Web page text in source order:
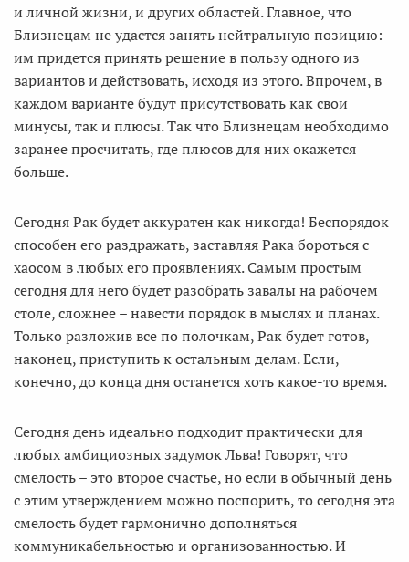
и личной жизни, и других областей. Главное, что
Близнецам не удастся занять нейтральную позицию:
им придется принять решение в пользу одного из
вариантов и действовать, исходя из этого. Впрочем, в
каждом варианте будут присутствовать как свои
минусы, так и плюсы. Так что Близнецам необходимо
заранее просчитать, где плюсов для них окажется
больше.
Сегодня Рак будет аккуратен как никогда! Беспорядок
способен его раздражать, заставляя Рака бороться с
хаосом в любых его проявлениях. Самым простым
сегодня для него будет разобрать завалы на рабочем
столе, сложнее – навести порядок в мыслях и планах.
Только разложив все по полочкам, Рак будет готов,
наконец, приступить к остальным делам. Если,
конечно, до конца дня останется хоть какое-то время.
Сегодня день идеально подходит практически для
любых амбициозных задумок Льва! Говорят, что
смелость – это второе счастье, но если в обычный день
с этим утверждением можно поспорить, то сегодня эта
смелость будет гармонично дополняться
коммуникабельностью и организованностью. И